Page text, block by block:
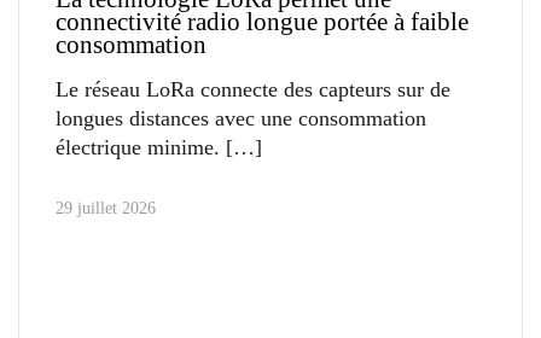
connectivité radio longue portée à faible
consommation
Le réseau LoRa connecte des capteurs sur de
longues distances avec une consommation
électrique minime.
29 juillet 2026